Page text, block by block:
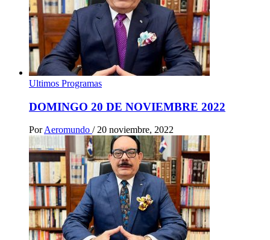
Ultimos Programas
DOMINGO 20 DE NOVIEMBRE 2022
Por Aeromundo / 20 noviembre, 2022